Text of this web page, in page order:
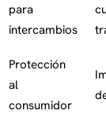
para
intercambios
Protección
al
consumidor